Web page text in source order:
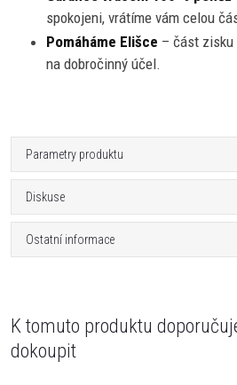
spokojeni, vrátíme vám celou
Pomáháme Elišce – část zisku
na dobročinný účel.
Parametry produktu
Diskuse
Ostatní informace
K tomuto produktu
dokoupit